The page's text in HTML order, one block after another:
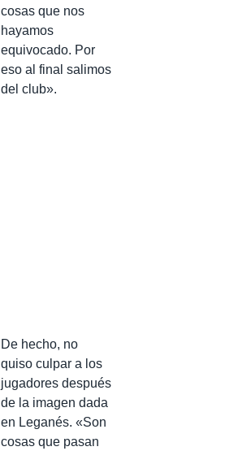
cosas que nos
hayamos
equivocado. Por
eso al final salimos
del club».
De hecho, no
quiso culpar a los
jugadores después
de la imagen dada
en Leganés. «Son
cosas que pasan